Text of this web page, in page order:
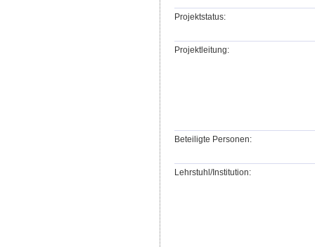
Projektstatus:
Projektleitung:
Beteiligte Personen:
Lehrstuhl/Institution: